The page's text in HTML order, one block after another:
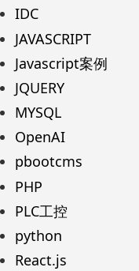
IDC
JAVASCRIPT
Javascript案例
JQUERY
MYSQL
OpenAI
pbootcms
PHP
PLC工控
python
React.js